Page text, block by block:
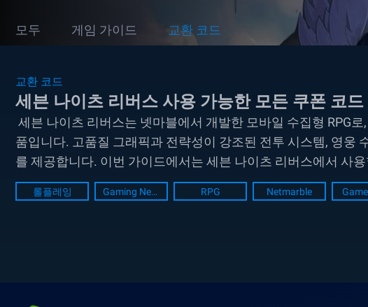
모두 게임 가이드 교환 코드
교환 코드
세븐 나이츠 리버스 사용 가능한 모든 쿠폰 코
세븐 나이츠 리버스는 넷마블에서 개발한 모바일 수집형 RPG로
품입니다. 고품질 그래픽과 전략성이 강조된 전투 시스템, 영웅
를 제공합니다. 이번 가이드에서는 세븐 나이츠 리버스에서 사
해당 코드를 입력해 보상을...
롤플레잉 Gaming News RPG Netmarble